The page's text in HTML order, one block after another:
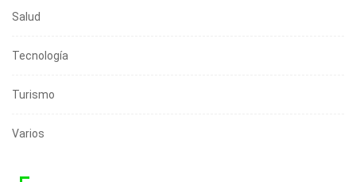
Salud
Tecnología
Turismo
Varios